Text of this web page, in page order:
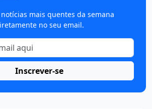
notícias mais quentes da semana
no seu email.
Inscrever-se